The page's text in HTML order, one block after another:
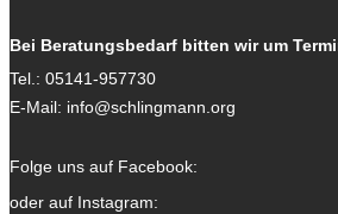
Bei Beratungsbedarf bitten wir um
Tel.: 05141-957730
E-Mail: info@schlingmann.org
Folge uns auf Facebook:
oder auf Instagram: